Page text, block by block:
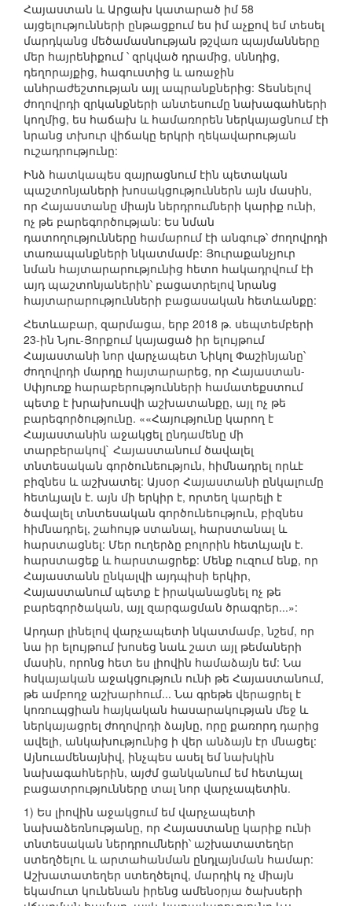
Հայաստան և Արցախ կատարած իմ 58
այցելությունների ընթացքում ես իմ աչքով եմ տեսել
մարդկանց մեծամասնության թշվառ պայմանները
մեր հայրենիքում ՝ զրկված դրամից, սննդից,
դեղորայքից, հագուստից և առաջին
անհրաժեշտության այլ ապրանքներից: Տեսնելով
ժողովրդի զրկանքների անտեսումը նախագահների
կողմից, ես հաճախ և համառորեն ներկայացնում էի
նրանց տխուր վիճակը երկրի ղեկավարության
ուշադրությունը:
Ինձ հատկապես զայրացնում էին պետական
պաշտոնյաների խոսակցություններն այն մասին,
որ Հայաստանը միայն ներդրումների կարիք ունի,
ոչ թե բարեգործության: Ես նման
դատողությունները համարում էի անգութ՝ ժողովրդի
տառապանքների նկատմամբ: Յուրաքանչյուր
նման հայտարարությունից հետո հակադրվում էի
այդ պաշտոնյաներին՝ բացատրելով նրանց
հայտարարությունների բացասական հետևանքը:
Հետևաբար, զարմացա, երբ 2018 թ. սեպտեմբերի
23-ին Նյու-Յորքում կայացած իր ելույթում
Հայաստանի նոր վարչապետ Նիկոլ Փաշինյանը՝
ժողովրդի մարդը հայտարարեց, որ Հայաստան-
Սփյուռք հարաբերությունների համատեքստում
պետք է խրախուսվի աշխատանքը, այլ ոչ թե
բարեգործությունը. ««Հայությունը կարող է
Հայաստանին աջակցել ընդամենը մի
տարբերակով` Հայաստանում ծավալել
տնտեսական գործունեություն, հիմնադրել որևէ
բիզնես և աշխատել: Այսօր Հայաստանի ընկալումը
հետևյալն է. այն մի երկիր է, որտեղ կարելի է
ծավալել տնտեսական գործունեություն, բիզնես
հիմնադրել, շահույթ ստանալ, հարստանալ և
հարստացնել: Մեր ուղերձը բոլորին հետևյալն է.
հարստացեք և հարստացրեք: Մենք ուզում ենք, որ
Հայաստանն ընկալվի այդպիսի երկիր,
Հայաստանում պետք է իրականացնել ոչ թե
բարեգործական, այլ զարգացման ծրագրեր...»:
Արդար լինելով վարչապետի նկատմամբ, նշեմ, որ
նա իր ելույթում խոսեց նաև շատ այլ թեմաների
մասին, որոնց հետ ես լիովին համաձայն եմ: Նա
հսկայական աջակցություն ունի թե Հայաստանում,
թե ամբողջ աշխարհում... Նա գրեթե վերացրել է
կոռուպցիան հայկական հասարակության մեջ և
ներկայացրել ժողովրդի ձայնը, որը քառորդ դարից
ավելի, անկախությունից ի վեր անձայն էր մնացել:
Այնուամենայնիվ, ինչպես ասել եմ նախկին
նախագահներին, այժմ ցանկանում եմ հետևյալ
բացատրությունները տալ նոր վարչապետին.
1) Ես լիովին աջակցում եմ վարչապետի
նախաձեռնությանը, որ Հայաստանը կարիք ունի
տնտեսական ներդրումների՝ աշխատատեղեր
ստեղծելու և արտահանման ընդլայնման համար:
Աշխատատեղեր ստեղծելով, մարդիկ ոչ միայն
եկամուտ կունենան իրենց ամենօրյա ծախսերի